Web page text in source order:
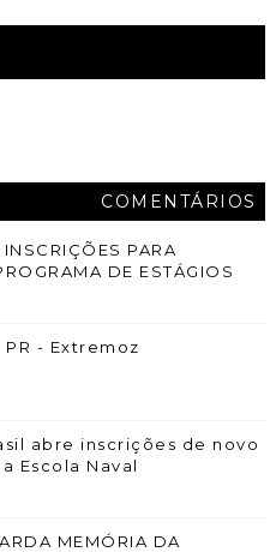
COMENTÁRIOS
PARA
DE ESTÁGIOS
- Extremoz
abre inscrições de novo
Escola Naval
MEMÓRIA DA